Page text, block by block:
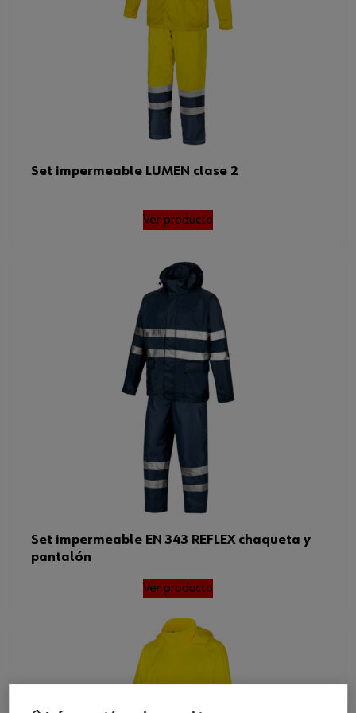
Set impermeable LUMEN clase 2
Ver producto
Set impermeable EN 343 REFLEX chaqueta y
pantalón
Ver producto